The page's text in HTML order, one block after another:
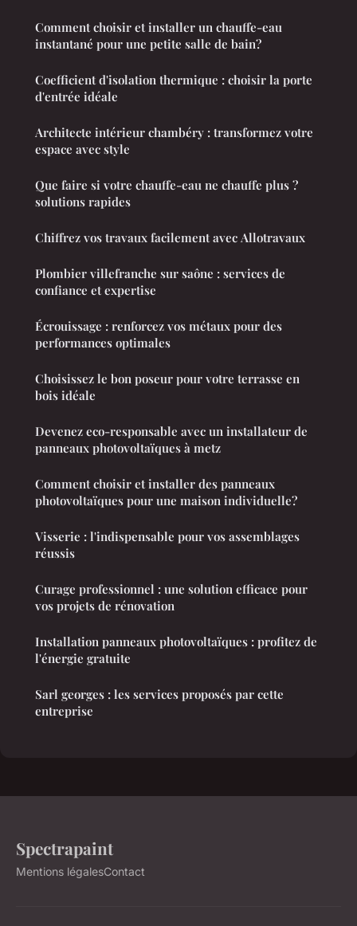
Comment choisir et installer un chauffe-eau
instantané pour une petite salle de bain?
Coefficient d'isolation thermique : choisir la porte
d'entrée idéale
Architecte intérieur chambéry : transformez votre
espace avec style
Que faire si votre chauffe-eau ne chauffe plus ?
solutions rapides
Chiffrez vos travaux facilement avec Allotravaux
Plombier villefranche sur saône : services de
confiance et expertise
Écrouissage : renforcez vos métaux pour des
performances optimales
Choisissez le bon poseur pour votre terrasse en
bois idéale
Devenez eco-responsable avec un installateur de
panneaux photovoltaïques à metz
Comment choisir et installer des panneaux
photovoltaïques pour une maison individuelle?
Visserie : l'indispensable pour vos assemblages
réussis
Curage professionnel : une solution efficace pour
vos projets de rénovation
Installation panneaux photovoltaïques : profitez de
l'énergie gratuite
Sarl georges : les services proposés par cette
entreprise
Spectrapaint
Mentions légalesContact